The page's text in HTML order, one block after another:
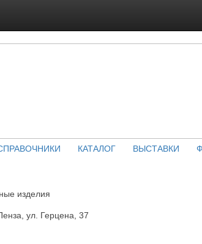
КАТАЛОГ ВЫСТАВКИ
изделия
ул. Герцена, 37